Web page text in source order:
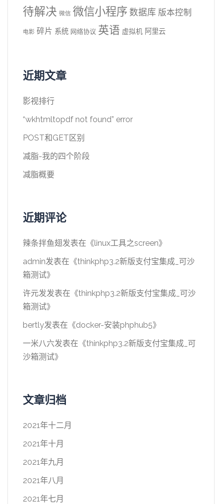
待解决 微信 微信小程序 数据库 版本控制
电影 碎片 系统 网络协议 英语 虚拟机 阿里云
近期文章
影视排行
“wkhtmltopdf not found” error
POST和GET区别
减脂-我的四个阶段
减脂概要
近期评论
辣条拌鱼翅发表在《linux工具之screen》
admin发表在《thinkphp3.2新版支付宝集成_可沙
箱测试》
许元发发表在《thinkphp3.2新版支付宝集成_可沙
箱测试》
bertly发表在《docker-安装phphub5》
一米八六发表在《thinkphp3.2新版支付宝集成_可
沙箱测试》
文章归档
2021年十二月
2021年十月
2021年九月
2021年八月
2021年七月